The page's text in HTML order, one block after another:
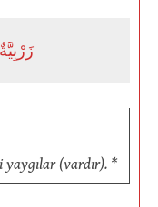
زَرَابِيٌّ : İsim. Çoğul. Tekili: زَرْبِيَّةٌ
yaygılar (vardır). *